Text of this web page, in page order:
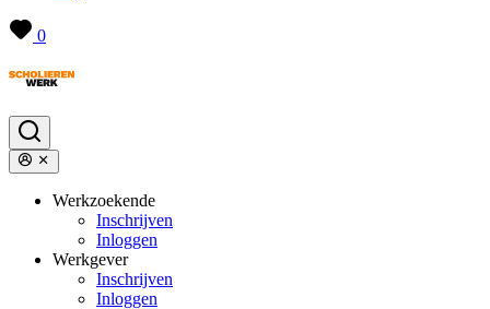
0
Werkzoekende
Inschrijven
Inloggen
Werkgever
Inschrijven
Inloggen